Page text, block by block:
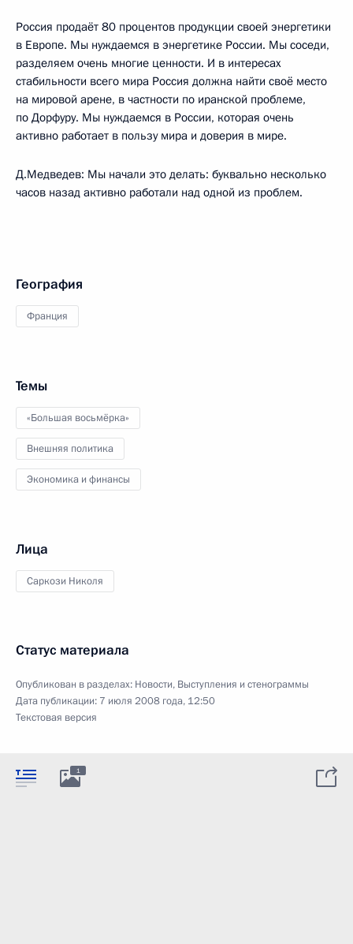
Россия продаёт 80 процентов продукции своей энергетики
в Европе. Мы нуждаемся в энергетике России. Мы соседи,
разделяем очень многие ценности. И в интересах
стабильности всего мира Россия должна найти своё место
на мировой арене, в частности по иранской проблеме,
по Дорфуру. Мы нуждаемся в России, которая очень
активно работает в пользу мира и доверия в мире.
Д.Медведев: Мы начали это делать: буквально несколько
часов назад активно работали над одной из проблем.
География
Франция
Темы
«Большая восьмёрка»
Внешняя политика
Экономика и финансы
Лица
Саркози Николя
Статус материала
Опубликован в разделах: Новости, Выступления и стенограммы
Дата публикации: 7 июля 2008 года, 12:50
Текстовая версия
1